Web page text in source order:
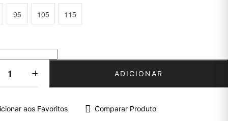
95 105 115
ADICIONAR
aos Favoritos Comparar Produto